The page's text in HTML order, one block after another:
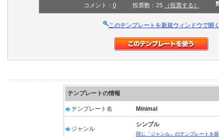
コメント： 0 投票数：25 （投票する）
このテンプレートを新規ウィンドウで開
テンプレートの情報
テンプレート名 Minimal
ジャンル
シンプル
同じ「ジャンル」のテンプレートを